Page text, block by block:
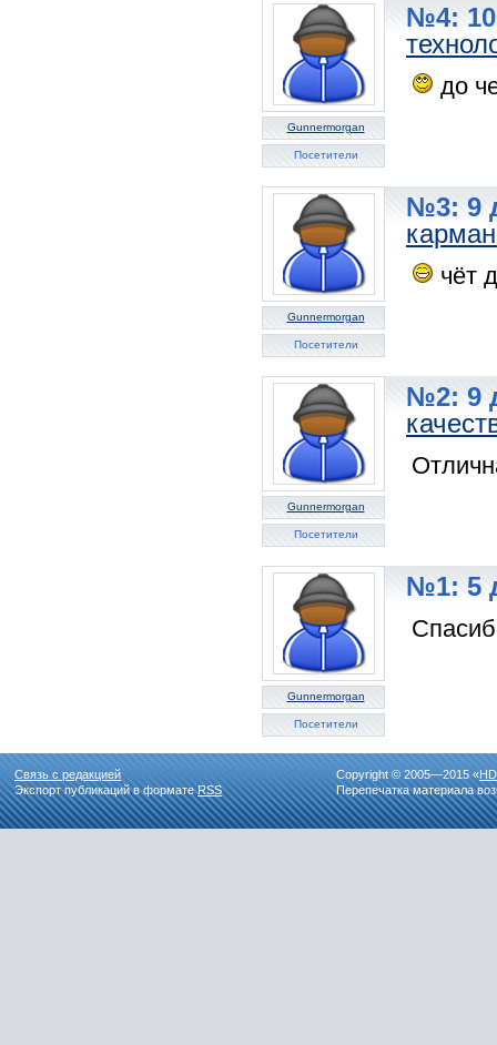
Gunnermorgan
Посетители
№4: 10
до
Gunnermorgan
Посетители
№3: 9
чёт
Gunnermorgan
Посетители
№2: 9
Gunnermorgan
Посетители
№1: 5
Связь с редакцией
Экспорт публикаций в форматеRSS
Copyright © 2005—2015 «
Перепечатка материала